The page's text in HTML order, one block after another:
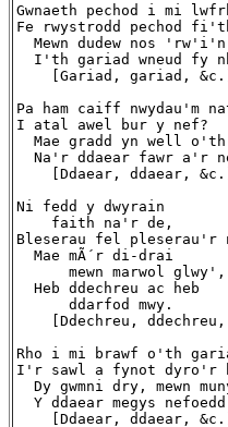
Gwnaeth pechod i mi
Fe rwystrodd pechod
Mewn dudew nos
I'th gariad wneud fy
    [Gariad, gariad, &c.]
Pa ham caiff nwydau'm
I atal awel bur y nef?
Mae gradd yn well
Na'r ddaear fawr a'r
    [Ddaear, ddaear, &c.]
Ni fedd y dwyrain
    faith na'r de,
Bleserau fel pleserau'r
  Mae mÃ´r di-drai
      mewn marwol glwy',
  Heb ddechreu ac heb
      ddarfod mwy.
[Ddechreu, ddechreu,
Rho i mi brawf o'th
I'r sawl a fynot dyro'r
Dy gwmni dry, mewn
Y ddaear megys nefoedd